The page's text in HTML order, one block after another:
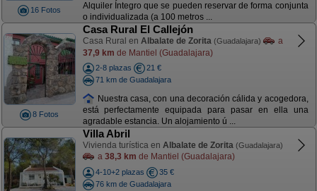
16 Fotos
Alquiler Íntegro que se pueden reservar de forma conjunta
o individualizada (a 100 metros ...
8 Fotos
Casa Rural El Callejón
Casa Rural en Albalate de Zorita (Guadalajara)
a
37,9 km de Mantiel (Guadalajara)
2-8 plazas
21 €
71 km de Guadalajara
Nuestra casa, con una decoración cálida y acogedora,
está perfectamente equipada para pasar en ella una
agradable estancia. Un alojamiento ú ...
Villa Abril
Vivienda turística en Albalate de Zorita (Guadalajara)
a 38,3 km de Mantiel (Guadalajara)
4-10+2 plazas
35 €
76 km de Guadalajara